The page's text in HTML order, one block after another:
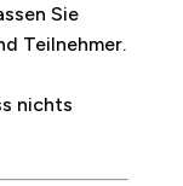
Sie
Teilnehmer.
nichts